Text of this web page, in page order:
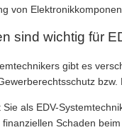
von
sind wichtig für
gibt es
als EDV-
Schaden